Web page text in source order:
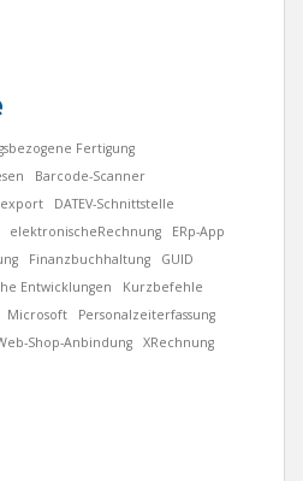
Fertigung
Barcode-Scanner
DATEV-Schnittstelle
elektronischeRechnung
ERp-App
Finanzbuchhaltung
GUID
Entwicklungen
Kurzbefehle
Microsoft
Personalzeiterfassung
Shop-Anbindung
XRechnung